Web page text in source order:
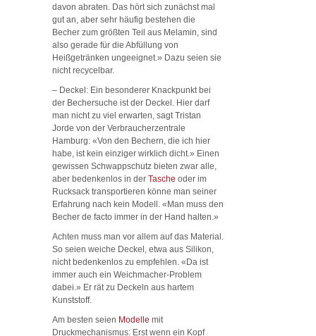
davon abraten. Das hört sich zunächst mal
gut an, aber sehr häufig bestehen die
Becher zum größten Teil aus Melamin, sind
also gerade für die Abfüllung von
Heißgetränken ungeeignet.» Dazu seien sie
nicht recycelbar.
– Deckel: Ein besonderer Knackpunkt bei
der Bechersuche ist der Deckel. Hier darf
man nicht zu viel erwarten, sagt Tristan
Jorde von der Verbraucherzentrale
Hamburg: «Von den Bechern, die ich hier
habe, ist kein einziger wirklich dicht.» Einen
gewissen Schwappschutz bieten zwar alle,
aber bedenkenlos in der Tasche oder im
Rucksack transportieren könne man seiner
Erfahrung nach kein Modell. «Man muss den
Becher de facto immer in der Hand halten.»
Achten muss man vor allem auf das Material.
So seien weiche Deckel, etwa aus Silikon,
nicht bedenkenlos zu empfehlen. «Da ist
immer auch ein Weichmacher-Problem
dabei.» Er rät zu Deckeln aus hartem
Kunststoff.
Am besten seien Modelle mit
Druckmechanismus: Erst wenn ein Kopf